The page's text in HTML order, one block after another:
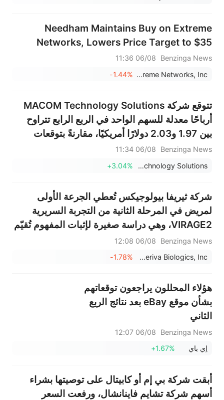
Needham Maintains Buy on Extreme
Networks, Lowers Price Target to $35
Benzinga News
06/08 11:36
Extreme Networks, Inc.
-1.44%
تتوقع شركة MACOM Technology Solutions
أرباحًا معدلة للسهم الواحد في الربع الرابع تتراوح
بين 1.97 و2.03 دولارًا أمريكيًا، مقارنةً بتوقعات
بلغت 1.57 دولارًا أمريكيًا؛ كما تتوقع مبيعات تتراوح
بين 415 و425 مليون دولار أمريكي، مقارنةً بتوقعات
Benzinga News
06/08 11:34
MACOM Technology Solutions
+3.04%
شركة ثيريفا بيولوجيكس تُعطي الجرعة الأولى
لمريض في المرحلة الثانية من التجربة السريرية
VIRAGE2، وهي دراسة صغيرة لإثبات المفهوم تُقيّم
تكرار جرعات VCN-01 بشكل أكثر تواتراً لدى
مرضى سرطان البنكرياس النقيلي الذين يتلقون
Benzinga News
06/08 12:08
Theriva Biologics, Inc.
-1.78%
هؤلاء المحللون يراجعون توقعاتهم
بشأن موقع eBay بعد نتائج الربع
الثاني
Benzinga News
06/08 12:07
اٍي باي
+1.67%
أبقت شركة بي إم أو كابيتال على توصيتها بشراء
أسهم شركة تشايم فاينانشال، ورفعت السعر